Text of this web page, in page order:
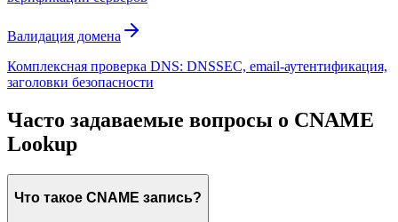
Валидация домена
Комплексная проверка DNS: DNSSEC, email-аутентификация,
заголовки безопасности
Часто задаваемые вопросы о CNAME
Lookup
Что такое CNAME запись?